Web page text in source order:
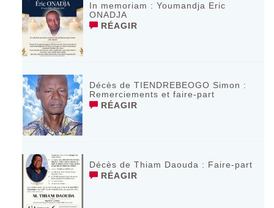
In memoriam : Youmandja Eric
ONADJA
RÉAGIR
Décès de TIENDREBEOGO Simon :
Remerciements et faire-part
RÉAGIR
Décès de Thiam Daouda : Faire-part
RÉAGIR